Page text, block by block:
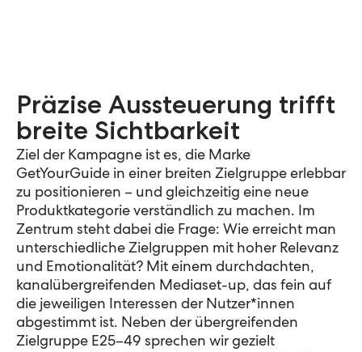
Präzise Aussteuerung trifft
breite Sichtbarkeit
Ziel der Kampagne ist es, die Marke
GetYourGuide in einer breiten Zielgruppe erlebbar
zu positionieren – und gleichzeitig eine neue
Produktkategorie verständlich zu machen. Im
Zentrum steht dabei die Frage: Wie erreicht man
unterschiedliche Zielgruppen mit hoher Relevanz
und Emotionalität? Mit einem durchdachten,
kanalübergreifenden Mediaset-up, das fein auf
die jeweiligen Interessen der Nutzer*innen
abgestimmt ist. Neben der übergreifenden
Zielgruppe E25–49 sprechen wir gezielt